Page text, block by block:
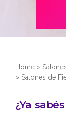
Home >
> Salones de
¿Ya